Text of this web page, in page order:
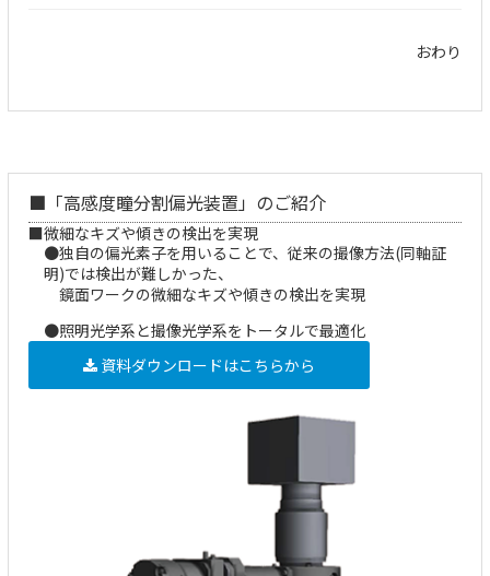
おわり
■ 「高感度瞳分割偏光装置」のご紹介
■微細なキズや傾きの検出を実現
●独自の偏光素子を用いることで、従来の撮像方法(同軸証
明)では検出が難しかった、
鏡面ワークの微細なキズや傾きの検出を実現
●照明光学系と撮像光学系をトータルで最適化
資料ダウンロードはこちらから